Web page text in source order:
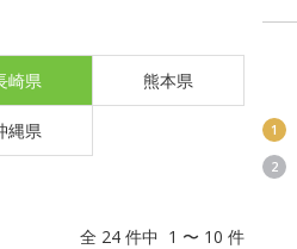
崎県 熊本県
縄県
全 24 件中 1 〜 10 件
1
2